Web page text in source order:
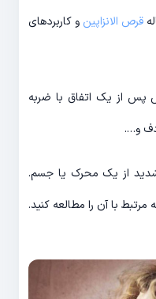
قرص الانزاپین و کاربردهای
پس از یک اتفاق با ضربه
و….
از یک محرک یا جسم.
مرتبط با آن را مطالعه کنید.